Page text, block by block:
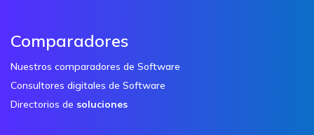
Comparadores
Nuestros comparadores de Software
Consultores digitales de Software
Directorios de soluciones